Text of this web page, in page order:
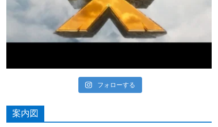
フォローする
案内図